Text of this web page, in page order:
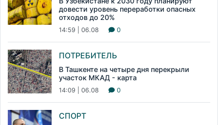
довести уровень переработки опасных
отходов до 20%
14:59 | 06.08 0
ПОТРЕБИТЕЛЬ
В Ташкенте на четыре дня перекрыли
участок МКАД - карта
14:09 | 06.08 0
СПОРТ